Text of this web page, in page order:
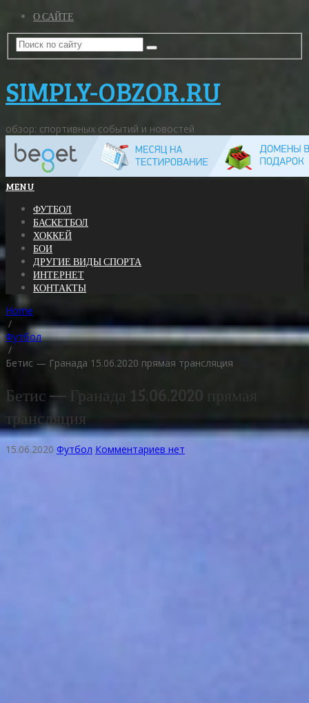
О САЙТЕ
SIMPLY-OBZOR.RU
обзор: спортивных событий и новостей
MENU
ФУТБОЛ
БАСКЕТБОЛ
ХОККЕЙ
БОИ
ДРУГИЕ ВИДЫ СПОРТА
ИНТЕРНЕТ
КОНТАКТЫ
Home
/
Футбол
/
Бетис — Гранада 15.06.2020 прямая трансляция
Бетис — Гранада 15.06.2020 прямая
трансляция
15.06.2020 Футбол Комментариев нет